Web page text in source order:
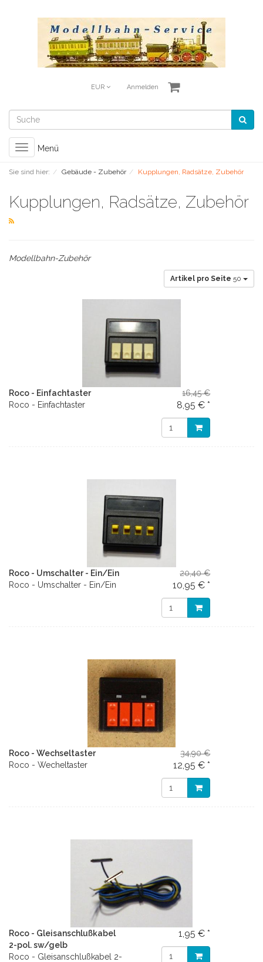
EUR Anmelden
Toggle
navigation
Menü
Sie sind hier: Gebäude - Zubehör Kupplungen, Radsätze, Zubehör
Kupplungen, Radsätze, Zubehör
Modellbahn-Zubehör
Artikel pro Seite 50
Roco - Einfachtaster
Roco - Einfachtaster
16,45 €
8,95 € *
Roco - Umschalter - Ein/Ein
Roco - Umschalter - Ein/Ein
20,40 €
10,95 € *
Roco - Wechseltaster
Roco - Wecheltaster
34,90 €
12,95 € *
Roco - Gleisanschlußkabel
2-pol. sw/gelb
Roco - Gleisanschlußkabel 2-
1,95 € *